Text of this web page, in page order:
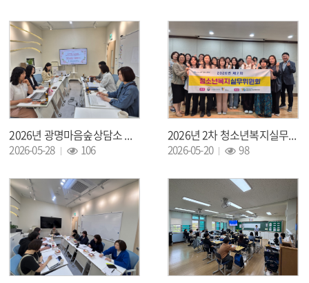
2026년 광명마음숲상담소 슬로러너 심리지원 사례회의 개최!!!
2026-05-28 106
2026년 2차 청소년복지실무위원회 개최!!
2026-05-20 98